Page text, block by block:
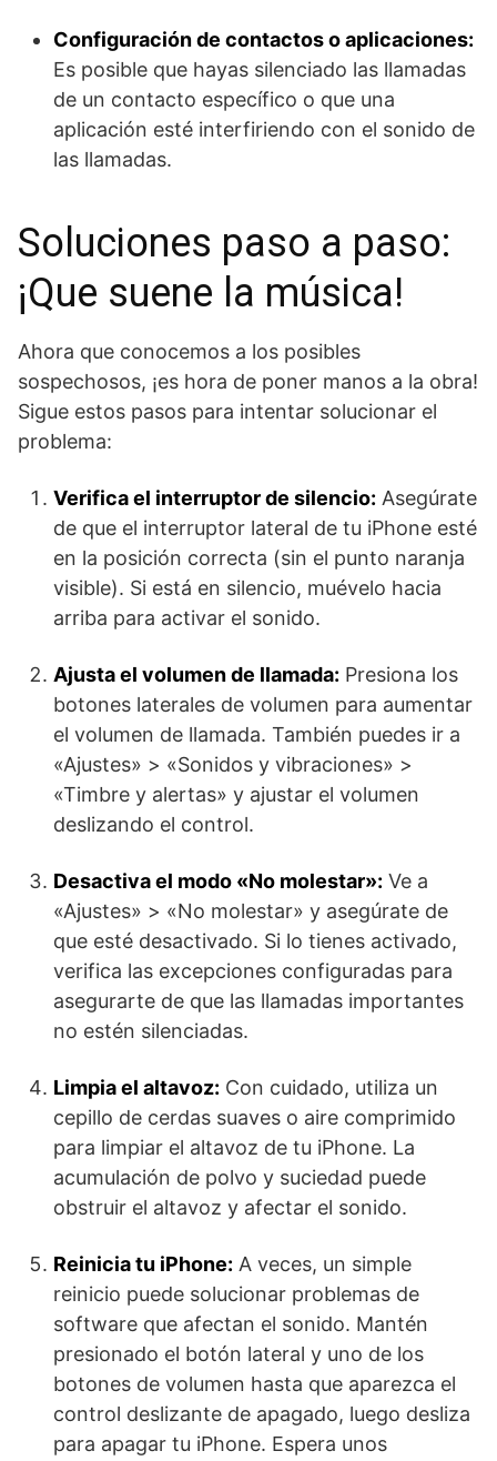
Configuración de contactos o aplicaciones:
Es posible que hayas silenciado las llamadas
de un contacto específico o que una
aplicación esté interfiriendo con el sonido de
las llamadas.
Soluciones paso a paso:
¡Que suene la música!
Ahora que conocemos a los posibles
sospechosos, ¡es hora de poner manos a la obra!
Sigue estos pasos para intentar solucionar el
problema:
Verifica el interruptor de silencio: Asegúrate
de que el interruptor lateral de tu iPhone esté
en la posición correcta (sin el punto naranja
visible). Si está en silencio, muévelo hacia
arriba para activar el sonido.
Ajusta el volumen de llamada: Presiona los
botones laterales de volumen para aumentar
el volumen de llamada. También puedes ir a
«Ajustes» > «Sonidos y vibraciones» >
«Timbre y alertas» y ajustar el volumen
deslizando el control.
Desactiva el modo «No molestar»: Ve a
«Ajustes» > «No molestar» y asegúrate de
que esté desactivado. Si lo tienes activado,
verifica las excepciones configuradas para
asegurarte de que las llamadas importantes
no estén silenciadas.
Limpia el altavoz: Con cuidado, utiliza un
cepillo de cerdas suaves o aire comprimido
para limpiar el altavoz de tu iPhone. La
acumulación de polvo y suciedad puede
obstruir el altavoz y afectar el sonido.
Reinicia tu iPhone: A veces, un simple
reinicio puede solucionar problemas de
software que afectan el sonido. Mantén
presionado el botón lateral y uno de los
botones de volumen hasta que aparezca el
control deslizante de apagado, luego desliza
para apagar tu iPhone. Espera unos